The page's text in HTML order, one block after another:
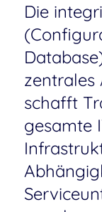
Die
zentrales
schafft
gesamte